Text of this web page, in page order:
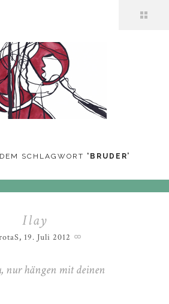
SCHLAGWORT ‘ BRUDER’
Ilay
, 19. Juli 2012
nur hängen mit deinen